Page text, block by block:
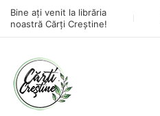
Bine ați venit la librăria
noastră Cărți Creștine!